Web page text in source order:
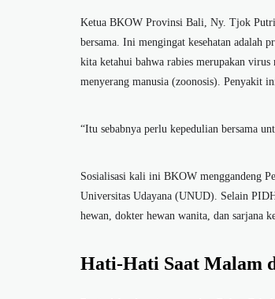
Ketua BKOW Provinsi Bali, Ny. Tjok Putri
bersama. Ini mengingat kesehatan adalah
kita ketahui bahwa rabies merupakan
menyerang manusia (zoonosis). Penyakit
“Itu sebabnya perlu kepedulian bersama
Sosialisasi kali ini BKOW menggandeng
Universitas Udayana (UNUD). Selain
hewan, dokter hewan wanita, dan sarjana
Hati-Hati Saat Malam